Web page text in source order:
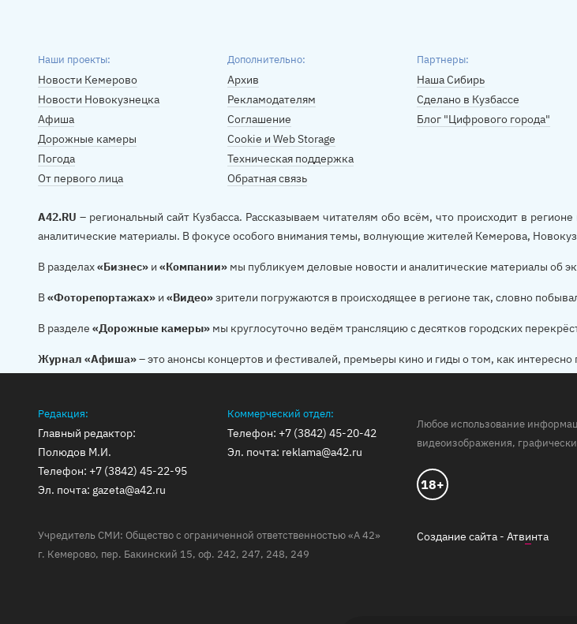
Наши проекты:
Новости Кемерово
Новости Новокузнецка
Афиша
Дорожные камеры
Погода
От первого лица
Дополнительно:
Архив
Рекламодателям
Соглашение
Cookie и Web Storage
Техническая поддержка
Обратная связь
Партнеры:
Наша Сибирь
Сделано в Кузбассе
Блог "Цифрового города"
A42.RU – региональный сайт Кузбасса. Рассказываем читателям обо всём, что происходит в
аналитические материалы. В фокусе особого внимания темы, волнующие жителей Кемерова,
В разделах«Бизнес» и «Компании» мы публикуем деловые новости и аналитические материалы об
В«Фоторепортажах» и «Видео»зрители погружаются в происходящее в регионе так, словно
В разделе «Дорожные камеры» мы круглосуточно ведём трансляцию с десятков городских
Журнал «Афиша»– это анонсы концертов и фестивалей, премьеры кино и гиды о том, как
Редакция:
Главный редактор:
Полюдов М.И.
Телефон: +7 (3842) 45-22-95
Эл. почта: gazeta@a42.ru
Коммерческий отдел:
Телефон: +7 (3842) 45-20-42
Эл. почта: reklama@a42.ru
Любое использование
видеоизображения,
18+
Учредитель СМИ: Общество с ограниченной ответственностью «А 42»
г. Кемерово, пер. Бакинский 15, оф. 242, 247, 248, 249
Создание сайта - Атвинта